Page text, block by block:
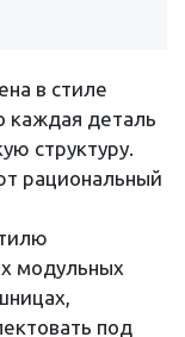
в стиле
каждая деталь
структуру.
рациональный
модульных
под